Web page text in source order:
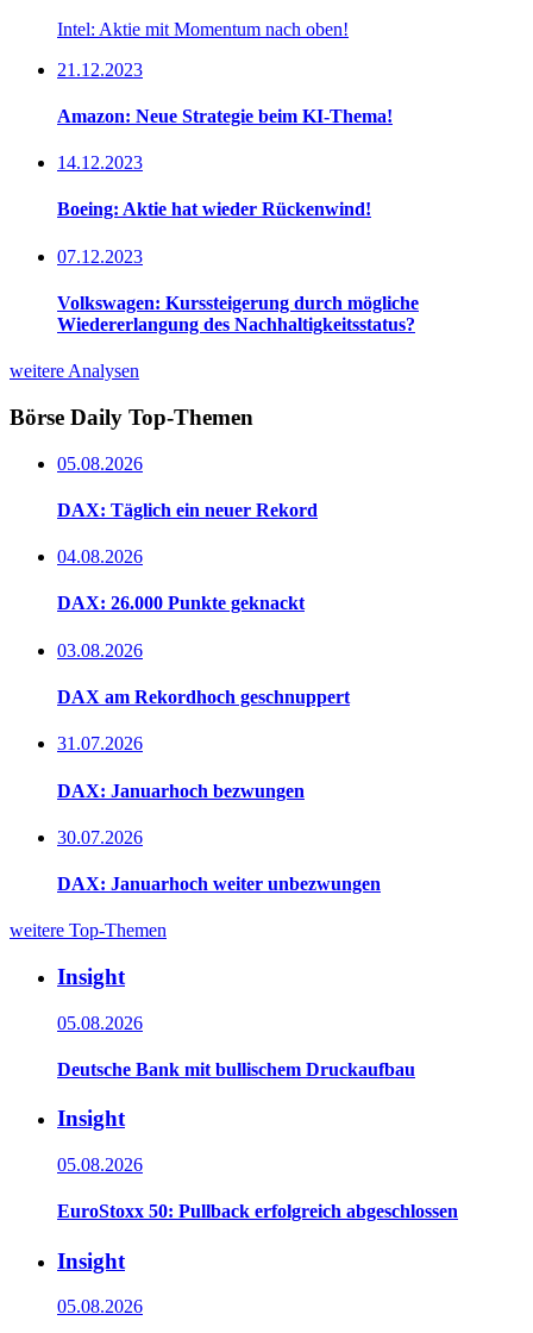
Intel: Aktie mit Momentum nach oben!
21.12.2023
Amazon: Neue Strategie beim KI-Thema!
14.12.2023
Boeing: Aktie hat wieder Rückenwind!
07.12.2023
Volkswagen: Kurssteigerung durch mögliche
Wiedererlangung des Nachhaltigkeitsstatus?
weitere Analysen
Börse Daily Top-Themen
05.08.2026
DAX: Täglich ein neuer Rekord
04.08.2026
DAX: 26.000 Punkte geknackt
03.08.2026
DAX am Rekordhoch geschnuppert
31.07.2026
DAX: Januarhoch bezwungen
30.07.2026
DAX: Januarhoch weiter unbezwungen
weitere Top-Themen
Insight
05.08.2026
Deutsche Bank mit bullischem Druckaufbau
Insight
05.08.2026
EuroStoxx 50: Pullback erfolgreich abgeschlossen
Insight
05.08.2026